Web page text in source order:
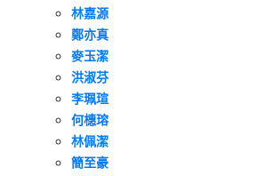
林嘉源
鄭亦真
麥玉潔
洪淑芬
李珮瑄
何橞瑢
林佩潔
簡至豪